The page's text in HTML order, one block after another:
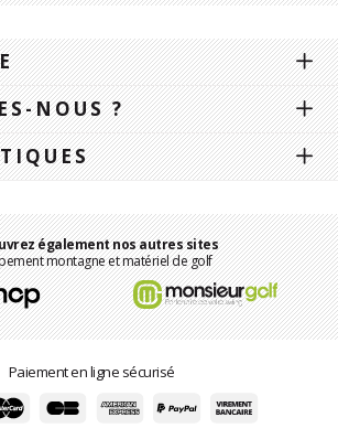
NOUS ?
également nos autres sites
montagne et matériel de golf
Paiement en ligne sécurisé